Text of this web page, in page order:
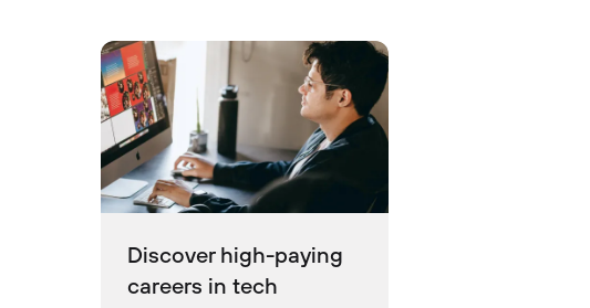
Discover high-paying
careers in tech